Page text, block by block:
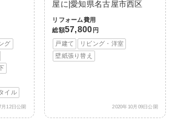
グ
イル
月12日公開
屋に|愛知県名古屋市西区
リフォーム費用
総額57,800 円
戸建て
リビング・洋室
壁紙張り替え
2020年10月09日公開